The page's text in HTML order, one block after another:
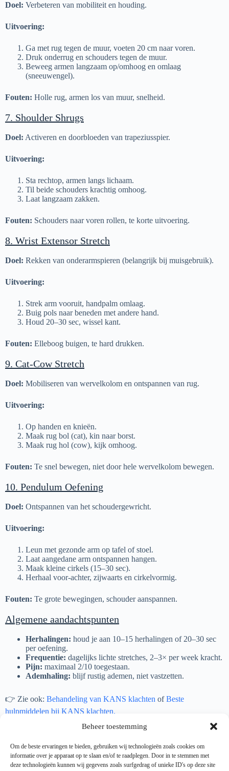
Beheer toestemming
Om de beste ervaringen te bieden, gebruiken wij technologieën zoals cookies om
informatie over je apparaat op te slaan en/of te raadplegen. Door in te stemmen met
deze technologieën kunnen wij gegevens zoals surfgedrag of unieke ID's op deze site
Doel: Verbeteren van mobiliteit en houding.
Uitvoering:
Ga met rug tegen de muur, voeten 20 cm naar voren.
Druk onderrug en schouders tegen de muur.
Beweeg armen langzaam op/omhoog en omlaag
(sneeuwengel).
Fouten: Holle rug, armen los van muur, snelheid.
7. Shoulder Shrugs
Doel: Activeren en doorbloeden van trapeziusspier.
Uitvoering:
Sta rechtop, armen langs lichaam.
Til beide schouders krachtig omhoog.
Laat langzaam zakken.
Fouten: Schouders naar voren rollen, te korte uitvoering.
8. Wrist Extensor Stretch
Doel: Rekken van onderarmspieren (belangrijk bij muisgebruik).
Uitvoering:
Strek arm vooruit, handpalm omlaag.
Buig pols naar beneden met andere hand.
Houd 20–30 sec, wissel kant.
Fouten: Elleboog buigen, te hard drukken.
9. Cat-Cow Stretch
Doel: Mobiliseren van wervelkolom en ontspannen van rug.
Uitvoering:
Op handen en knieën.
Maak rug bol (cat), kin naar borst.
Maak rug hol (cow), kijk omhoog.
Fouten: Te snel bewegen, niet door hele wervelkolom bewegen.
10. Pendulum Oefening
Doel: Ontspannen van het schoudergewricht.
Uitvoering:
Leun met gezonde arm op tafel of stoel.
Laat aangedane arm ontspannen hangen.
Maak kleine cirkels (15–30 sec).
Herhaal voor-achter, zijwaarts en cirkelvormig.
Fouten: Te grote bewegingen, schouder aanspannen.
Algemene aandachtspunten
Herhalingen: houd je aan 10–15 herhalingen of 20–30 sec
per oefening.
Frequentie: dagelijks lichte stretches, 2–3× per week kracht.
Pijn: maximaal 2/10 toegestaan.
Ademhaling: blijf rustig ademen, niet vastzetten.
👉 Zie ook: Behandeling van KANS klachten ofBeste
hulpmiddelen bij KANS klachten.
⚠️Disclaimer: De informatie in dit artikel is uitsluitend bedoeld